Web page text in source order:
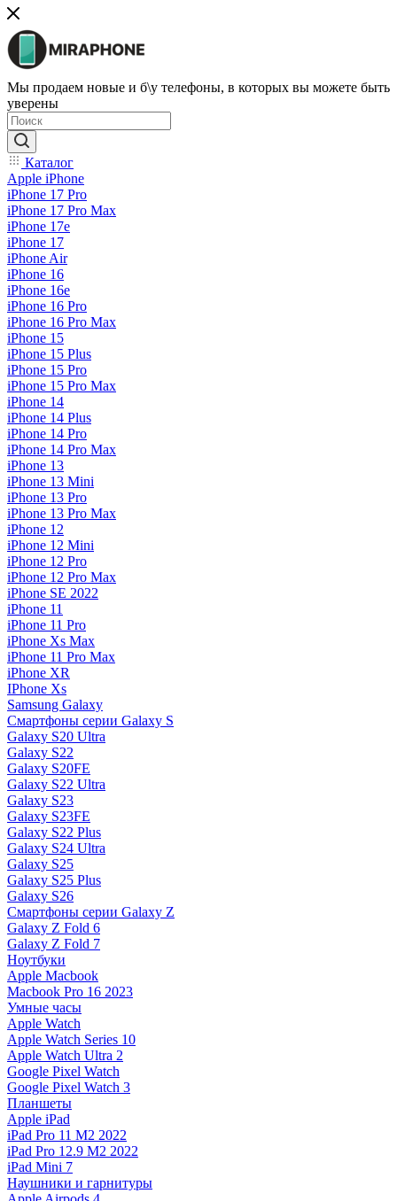
Мы продаем новые и б\у телефоны, в которых вы можете быть
уверены
Каталог
Apple iPhone
iPhone 17 Pro
iPhone 17 Pro Max
iPhone 17e
iPhone 17
iPhone Air
iPhone 16
iPhone 16e
iPhone 16 Pro
iPhone 16 Pro Max
iPhone 15
iPhone 15 Plus
iPhone 15 Pro
iPhone 15 Pro Max
iPhone 14
iPhone 14 Plus
iPhone 14 Pro
iPhone 14 Pro Max
iPhone 13
iPhone 13 Mini
iPhone 13 Pro
iPhone 13 Pro Max
iPhone 12
iPhone 12 Mini
iPhone 12 Pro
iPhone 12 Pro Max
iPhone SE 2022
iPhone 11
iPhone 11 Pro
iPhone Xs Max
iPhone 11 Pro Max
iPhone XR
IPhone Xs
Samsung Galaxy
Смартфоны серии Galaxy S
Galaxy S20 Ultra
Galaxy S22
Galaxy S20FE
Galaxy S22 Ultra
Galaxy S23
Galaxy S23FE
Galaxy S22 Plus
Galaxy S24 Ultra
Galaxy S25
Galaxy S25 Plus
Galaxy S26
Смартфоны серии Galaxy Z
Galaxy Z Fold 6
Galaxy Z Fold 7
Ноутбуки
Apple Macbook
Macbook Pro 16 2023
Умные часы
Apple Watch
Apple Watch Series 10
Apple Watch Ultra 2
Google Pixel Watch
Google Pixel Watch 3
Планшеты
Apple iPad
iPad Pro 11 M2 2022
iPad Pro 12.9 M2 2022
iPad Mini 7
Наушники и гарнитуры